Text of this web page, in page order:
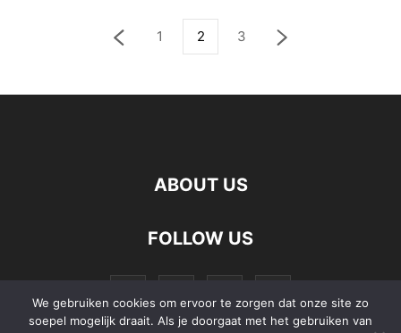
1 2 3
ABOUT US
FOLLOW US
We gebruiken cookies om ervoor te zorgen dat onze site zo
soepel mogelijk draait. Als je doorgaat met het gebruiken van